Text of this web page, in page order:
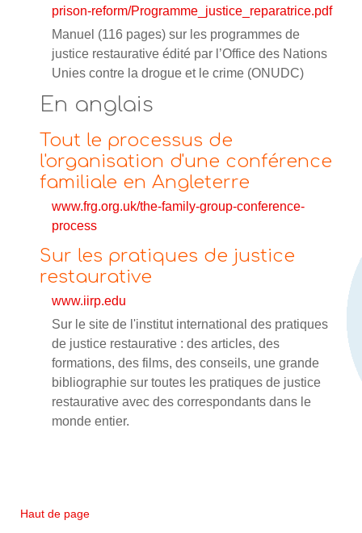
prison-reform/Programme_justice_reparatrice.pdf
Manuel (116 pages) sur les programmes de
justice restaurative édité par l’Office des Nations
Unies contre la drogue et le crime (ONUDC)
En anglais
Tout le processus de
l'organisation d'une conférence
familiale en Angleterre
www.frg.org.uk/the-family-group-conference-
process
Sur les pratiques de justice
restaurative
www.iirp.edu
Sur le site de l'institut international des pratiques
de justice restaurative : des articles, des
formations, des films, des conseils, une grande
bibliographie sur toutes les pratiques de justice
restaurative avec des correspondants dans le
monde entier.
Haut de page